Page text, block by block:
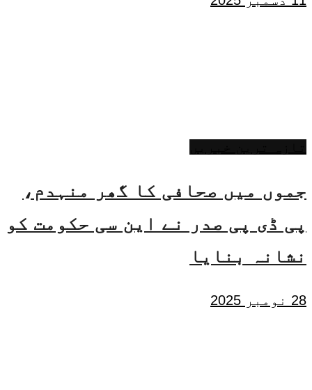
جموں میں صحافی کا گھر منہدم،
پی ڈی پی صدر نے این سی حکومت کو
نشانہ بنایا
28 نومبر 2025